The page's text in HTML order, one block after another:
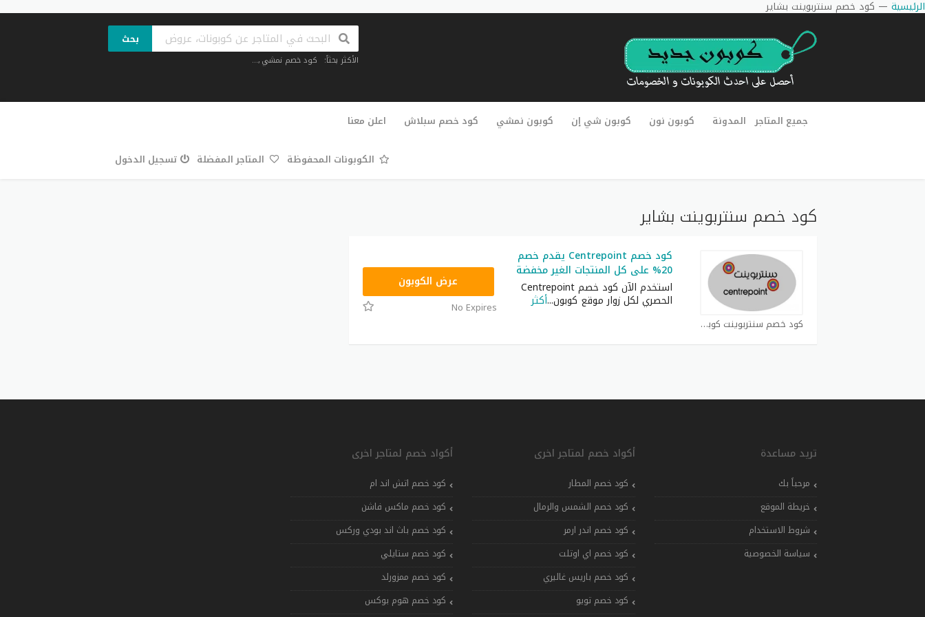
الرئيسية — كود خصم سنتربوينت بشاير
بحث
الأكثر بحثاً: كود خصم نمشي,...
تخطي
جميع المتاجر المدونة كوبون نون كوبون شي إن كوبون نمشي كود خصم سبلاش اعلن معنا
الكوبونات المحفوظة المتاجر المفضلة تسجيل الدخول
كود خصم سنتربوينت بشاير
كود خصم سنتربوينت كوبون
كود خصم Centrepoint يقدم خصم
20% على كل المنتجات الغير مخفضة
استخدم الآن كود خصم Centrepoint
الحصري لكل زوار موقع كوبون...أكثر
عرض الكوبون
No Expires
تريد مساعدة
مرحباً بك
خريطة الموقع
شروط الاستخدام
سياسة الخصوصية
أكواد خصم لمتاجر اخرى
كود خصم المطار
كود خصم الشمس والرمال
كود خصم اندر ارمر
كود خصم اي اوتلت
كود خصم باريس غاليري
كود خصم تويو
أكواد خصم لمتاجر اخرى
كود خصم اتش اند ام
كود خصم ماكس فاشن
كود خصم باث اند بودي وركس
كود خصم ستايلي
كود خصم ممزورلد
كود خصم هوم بوكس